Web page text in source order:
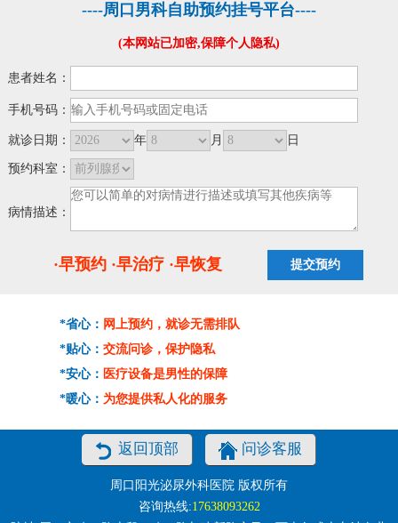
----周口男科自助预约挂号平台----
(本网站已加密,保障个人隐私)
患者姓名：
手机号码：
就诊日期： 年 月 日
预约科室：
病情描述：
·早预约 ·早治疗 ·早恢复
*省心： 网上预约，就诊无需排队
*贴心：交流问诊，保护隐私
*安心： 医疗设备是男性的保障
*暖心： 为您提供私人化的服务
返回顶部 问诊客服
周口阳光泌尿外科医院 版权所有
咨询热线:17638093262